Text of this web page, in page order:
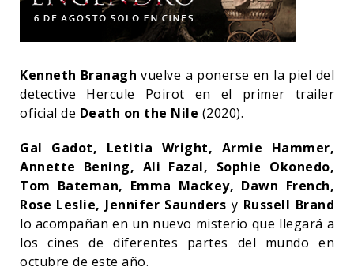
Kenneth Branagh vuelve a ponerse en la piel del
detective Hercule Poirot en el primer trailer
oficial de Death on the Nile (2020).
Gal Gadot, Letitia Wright, Armie Hammer,
Annette Bening, Ali Fazal, Sophie Okonedo,
Tom Bateman, Emma Mackey, Dawn French,
Rose Leslie, Jennifer Saunders y Russell Brand
lo acompañan en un nuevo misterio que llegará a
los cines de diferentes partes del mundo en
octubre de este año.